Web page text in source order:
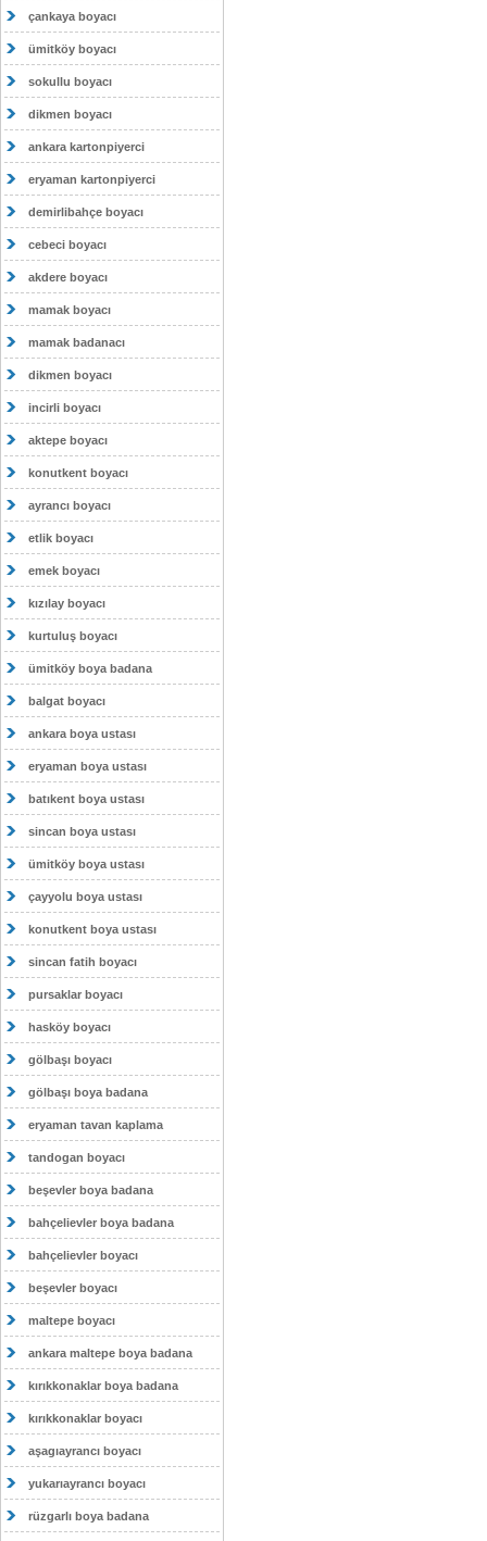
çankaya boyacı
ümitköy boyacı
sokullu boyacı
dikmen boyacı
ankara kartonpiyerci
eryaman kartonpiyerci
demirlibahçe boyacı
cebeci boyacı
akdere boyacı
mamak boyacı
mamak badanacı
dikmen boyacı
incirli boyacı
aktepe boyacı
konutkent boyacı
ayrancı boyacı
etlik boyacı
emek boyacı
kızılay boyacı
kurtuluş boyacı
ümitköy boya badana
balgat boyacı
ankara boya ustası
eryaman boya ustası
batıkent boya ustası
sincan boya ustası
ümitköy boya ustası
çayyolu boya ustası
konutkent boya ustası
sincan fatih boyacı
pursaklar boyacı
hasköy boyacı
gölbaşı boyacı
gölbaşı boya badana
eryaman tavan kaplama
tandogan boyacı
beşevler boya badana
bahçelievler boya badana
bahçelievler boyacı
beşevler boyacı
maltepe boyacı
ankara maltepe boya badana
kırıkkonaklar boya badana
kırıkkonaklar boyacı
aşagıayrancı boyacı
yukarıayrancı boyacı
rüzgarlı boya badana